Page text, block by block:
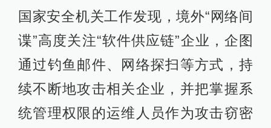
国家安全机关工作发现，境外“网络间
谍”高度关注“软件供应链”企业，企图
通过钓鱼邮件、网络探扫等方式，持
续不断地攻击相关企业，并把掌握系
统管理权限的运维人员作为攻击窃密